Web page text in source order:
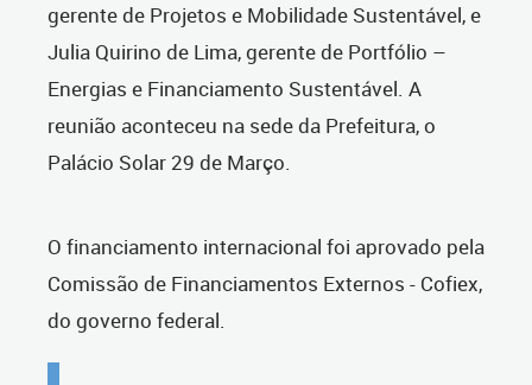
gerente de Projetos e Mobilidade Sustentável, e
Julia Quirino de Lima, gerente de Portfólio –
Energias e Financiamento Sustentável. A
reunião aconteceu na sede da Prefeitura, o
Palácio Solar 29 de Março.
O financiamento internacional foi aprovado pela
Comissão de Financiamentos Externos - Cofiex,
do governo federal.